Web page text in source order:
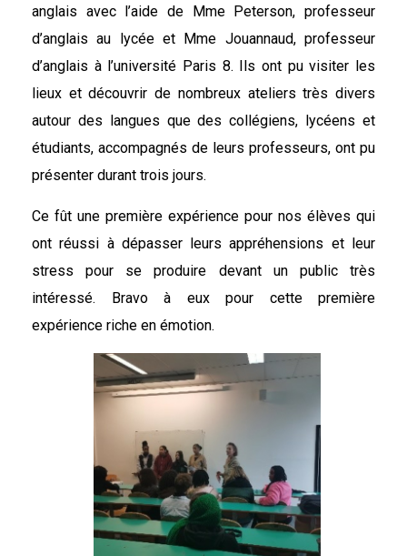
anglais avec l’aide de Mme Peterson, professeur
d’anglais au lycée et Mme Jouannaud, professeur
d’anglais à l’université Paris 8. Ils ont pu visiter les
lieux et découvrir de nombreux ateliers très divers
autour des langues que des collégiens, lycéens et
étudiants, accompagnés de leurs professeurs, ont pu
présenter durant trois jours.
Ce fût une première expérience pour nos élèves qui
ont réussi à dépasser leurs appréhensions et leur
stress pour se produire devant un public très
intéressé. Bravo à eux pour cette première
expérience riche en émotion.